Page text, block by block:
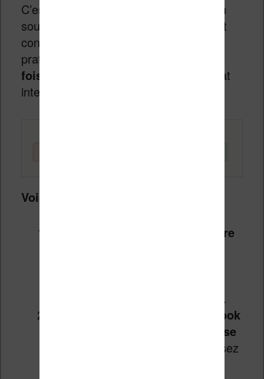
C’est la méthode la plus simple, et bien
souvent la plus efficace. Le principe est
contre-intuitif, mais redoutablement
pratique : on va convertir le livre
fois de suite
, en passant par un format
intermédiaire.
Voici comment procéder
Identifiez le format natif de votre
Vivlio prennent en charge l’EPUB.
Convertissez d’abord votre ebook
dans un format que votre liseuse
par exemple, choisissez